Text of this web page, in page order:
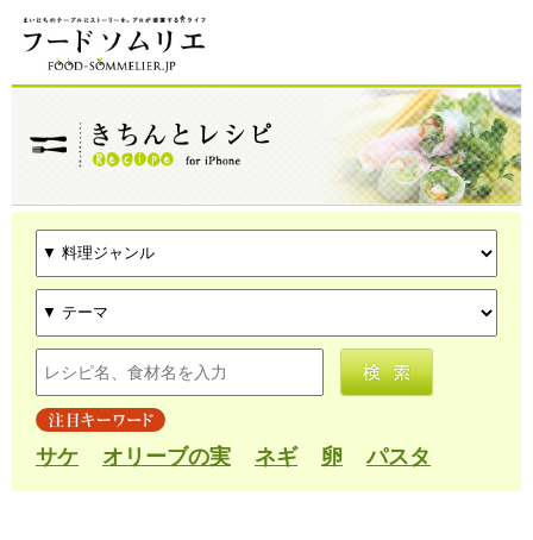
サケ オリーブの実 ネギ 卵 パスタ